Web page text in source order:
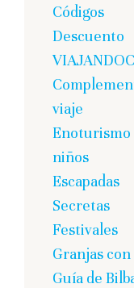
Códigos
Descuento
viaje
Enoturismo
niños
Escapadas
Secretas
Festivales
Granjas
Guía de